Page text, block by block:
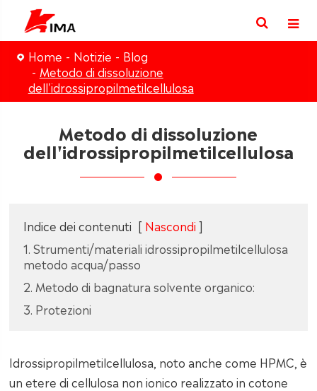
Home Notizie
Blog
Metodo di dissoluzione
dell'idrossipropilmetilcellulosa
Metodo di dissoluzione
dell'idrossipropilmetilcellulosa
Indice dei contenuti [ Nascondi ]
1. Strumenti/materiali idrossipropilmetilcellulosa
metodo acqua/passo
2. Metodo di bagnatura solvente organico:
3. Protezioni
Idrossipropilmetilcellulosa, noto anche come HPMC, è
un etere di cellulosa non ionico realizzato in cotone